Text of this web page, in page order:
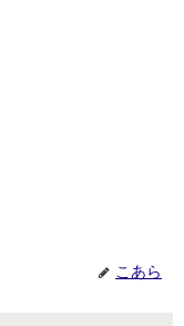
こあら